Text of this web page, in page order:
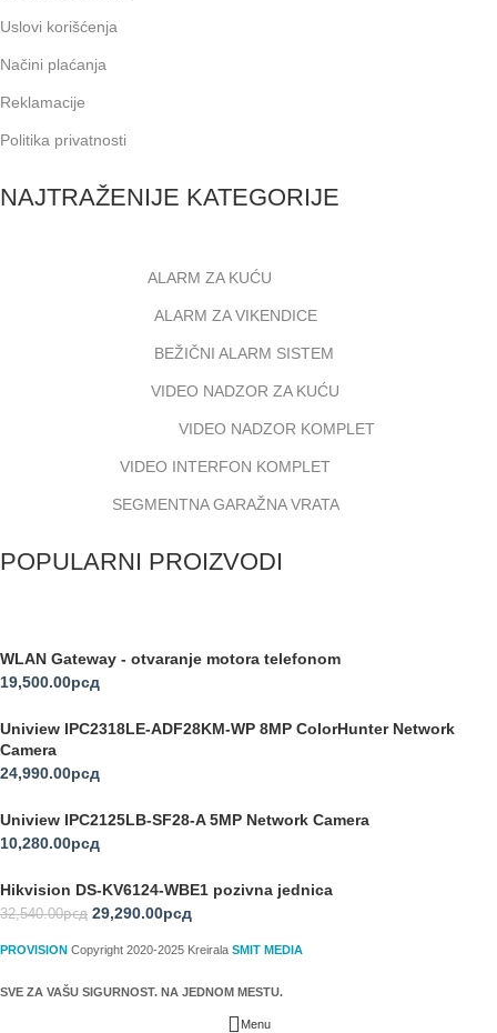
Uslovi korišćenja
Načini plaćanja
Reklamacije
Politika privatnosti
NAJTRAŽENIJE KATEGORIJE
ALARM ZA KUĆU
ALARM ZA VIKENDICE
BEŽIČNI ALARM SISTEM
VIDEO NADZOR ZA KUĆU
VIDEO NADZOR KOMPLET
VIDEO INTERFON KOMPLET
SEGMENTNA GARAŽNA VRATA
POPULARNI PROIZVODI
WLAN Gateway - otvaranje motora telefonom
19,500.00рсд
Uniview IPC2318LE-ADF28KM-WP 8MP ColorHunter Network
Camera
24,990.00рсд
Uniview IPC2125LB-SF28-A 5MP Network Camera
10,280.00рсд
Hikvision DS-KV6124-WBE1 pozivna jednica
32,540.00рсд 29,290.00рсд
PROVISION Copyright 2020-2025 Kreirala SMIT MEDIA
SVE ZA VAŠU SIGURNOST. NA JEDNOM MESTU.
Menu